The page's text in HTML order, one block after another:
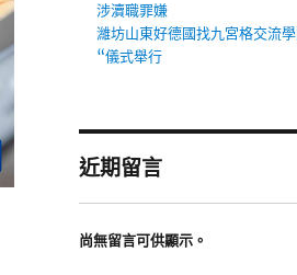
涉瀆職罪嫌
濰坊山東好德國找九宮格交流
“儀式舉行
近期留言
尚無留言可供顯示。